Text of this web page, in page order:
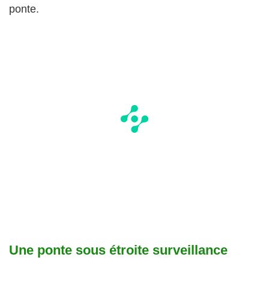
ponte.
Une ponte sous étroite surveillance